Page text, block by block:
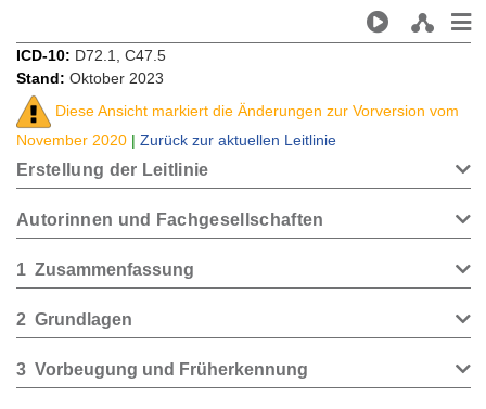
ICD-10
D72.1, C47.5
Stand
Oktober 2023
Diese Ansicht markiert die Änderungen zur Vorversion vom
November 2020 | Zurück zur aktuellen Leitlinie
Erstellung der Leitlinie
Autorinnen und Fachgesellschaften
1 Zusammenfassung
2 Grundlagen
3 Vorbeugung und Früherkennung